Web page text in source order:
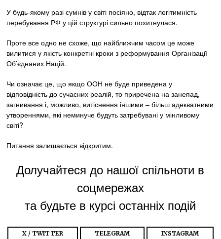
У будь-якому разі сумнів у світі посіяно, відтак легітимність
перебування РФ у цій структурі сильно похитнулася.
Проте все одно не схоже, що найближчим часом це може
вилитися у якість конкретні кроки з реформування Організації
Об’єднаних Націй.
Чи означає це, що якщо ООН не буде приведена у
відповідність до сучасних реалій, то приречена на занепад,
загнивання і, можливо, витіснення іншими – більш адекватними
утвореннями, які неминуче будуть затребувані у мінливому
світі?
Питання залишається відкритим.
Долучайтеся до нашої спільноти в
соцмережах
та будьте в курсі останніх подій
X / TWITTER TELEGRAM INSTAGRAM